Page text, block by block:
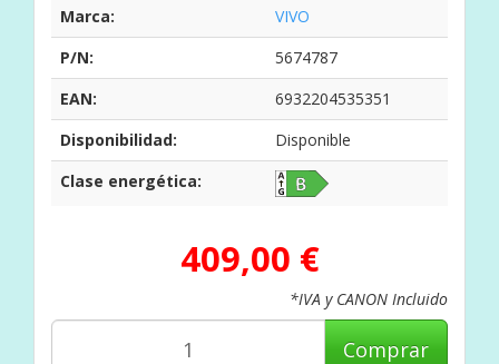
Marca:
VIVO
P/N:
5674787
EAN:
6932204535351
Disponibilidad:
Disponible
Clase energética:
409,00 €
*IVA y CANON Incluido
Comprar